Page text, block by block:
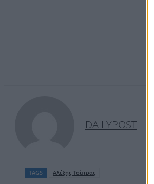
DAILYPOST
TAGS Αλέξης Τσίπρας